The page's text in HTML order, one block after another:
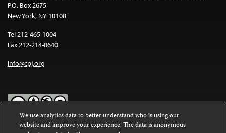
P.O. Box 2675
New York, NY 10108
Tel 212-465-1004
Fax 212-214-0640
info@cpj.org
Except where noted, text on this website is licensed under a
We use analytics data to better understand who is using our
website and improve your experience. The data is anonymous